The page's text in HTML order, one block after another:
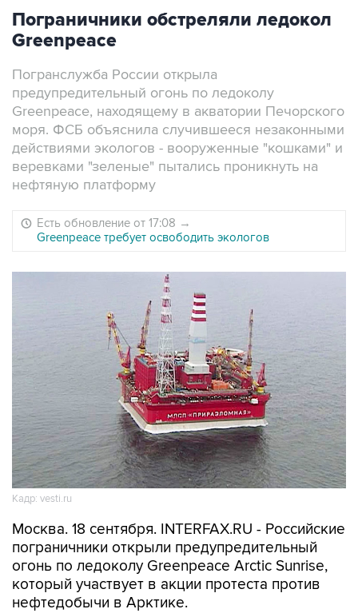
Пограничники обстреляли ледокол
Greenpeace
Погранслужба России открыла
предупредительный огонь по ледоколу
Greenpeace, находящему в акватории Печорского
моря. ФСБ объяснила случившееся незаконными
действиями экологов - вооруженные "кошками" и
веревками "зеленые" пытались проникнуть на
нефтяную платформу
Есть обновление от 17:08 →
Greenpeace требует освободить экологов
Кадр: vesti.ru
Москва. 18 сентября. INTERFAX.RU - Российские
пограничники открыли предупредительный
огонь по ледоколу Greenpeace Arctic Sunrise,
который участвует в акции протеста против
нефтедобычи в Арктике.